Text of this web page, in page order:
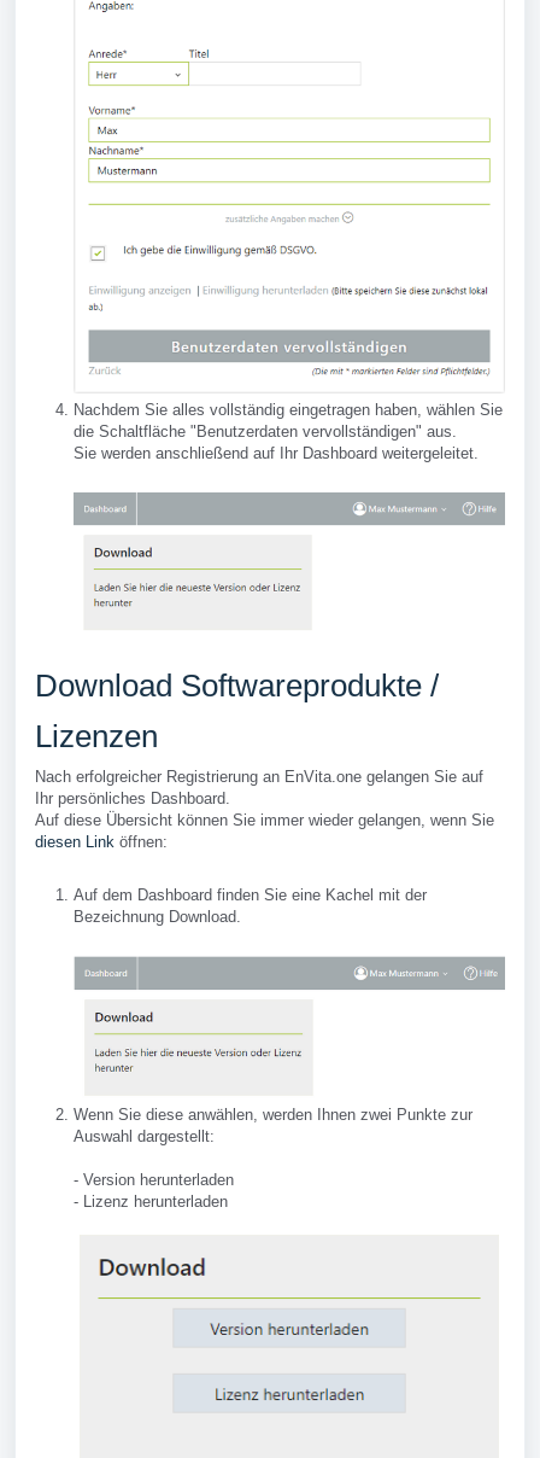
Nachdem Sie alles vollständig eingetragen haben, wählen Sie
die Schaltfläche "Benutzerdaten vervollständigen" aus.
Sie werden anschließend auf Ihr Dashboard weitergeleitet.
Download Softwareprodukte /
Lizenzen
Nach erfolgreicher Registrierung an EnVita.one gelangen Sie auf
Ihr persönliches Dashboard.
Auf diese Übersicht können Sie immer wieder gelangen, wenn Sie
diesen Link öffnen:
Auf dem Dashboard finden Sie eine Kachel mit der
Bezeichnung Download.
Wenn Sie diese anwählen, werden Ihnen zwei Punkte zur
Auswahl dargestellt:
- Version herunterladen
- Lizenz herunterladen